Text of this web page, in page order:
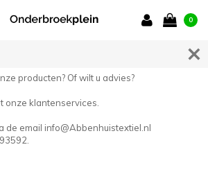
0
producten? Of wilt u advies?
onze klantenservices.
de email info@Abbenhuistextiel.nl